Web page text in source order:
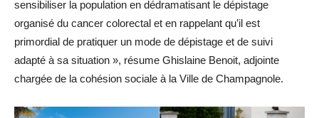
sensibiliser la population en dédramatisant le dépistage
organisé du cancer colorectal et en rappelant qu’il est
primordial de pratiquer un mode de dépistage et de suivi
adapté à sa situation », résume Ghislaine Benoit, adjointe
chargée de la cohésion sociale à la Ville de Champagnole.